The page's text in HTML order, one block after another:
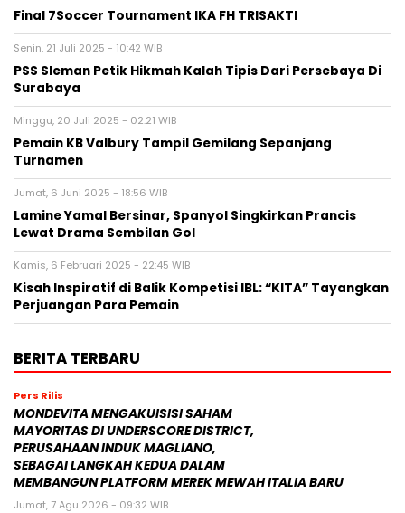
Final 7Soccer Tournament IKA FH TRISAKTI
Senin, 21 Juli 2025 - 10:42 WIB
PSS Sleman Petik Hikmah Kalah Tipis Dari Persebaya Di
Surabaya
Minggu, 20 Juli 2025 - 02:21 WIB
Pemain KB Valbury Tampil Gemilang Sepanjang
Turnamen
Jumat, 6 Juni 2025 - 18:56 WIB
Lamine Yamal Bersinar, Spanyol Singkirkan Prancis
Lewat Drama Sembilan Gol
Kamis, 6 Februari 2025 - 22:45 WIB
Kisah Inspiratif di Balik Kompetisi IBL: “KITA” Tayangkan
Perjuangan Para Pemain
BERITA TERBARU
Pers Rilis
MONDEVITA MENGAKUISISI SAHAM
MAYORITAS DI UNDERSCORE DISTRICT,
PERUSAHAAN INDUK MAGLIANO,
SEBAGAI LANGKAH KEDUA DALAM
MEMBANGUN PLATFORM MEREK MEWAH ITALIA BARU
Jumat, 7 Agu 2026 - 09:32 WIB